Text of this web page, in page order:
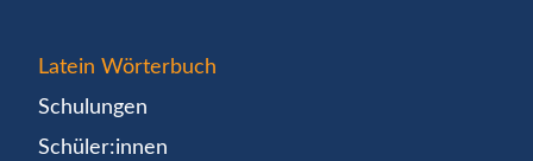
Latein Wörterbuch
Schulungen
Schüler:innen